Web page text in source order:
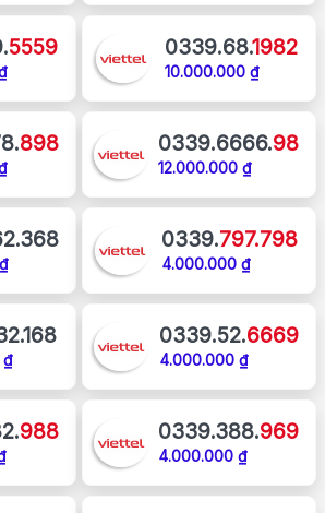
5559 0339.68.1982
10.000.000 ₫
898 0339.6666.98
12.000.000 ₫
0339.797.798
4.000.000 ₫
₫
0339.52.6669
4.000.000 ₫
988 0339.388.969
4.000.000 ₫